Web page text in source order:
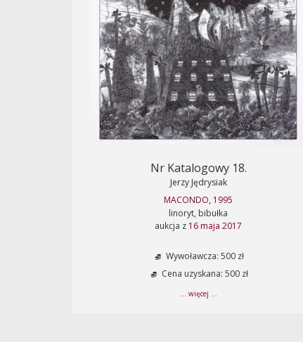
Nr Katalogowy 18.
Jerzy Jędrysiak
MACONDO, 1995
linoryt, bibułka
aukcja z 16 maja 2017
Wywoławcza: 500 zł
Cena uzyskana: 500 zł
... więcej ...